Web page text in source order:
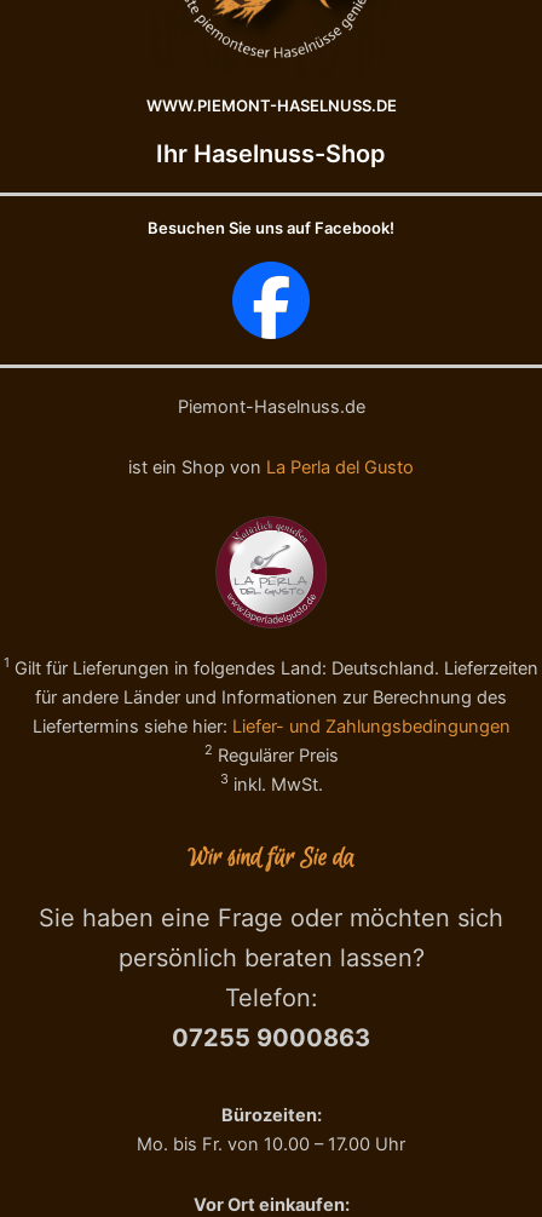
WWW.PIEMONT-HASELNUSS.DE
Ihr Haselnuss-Shop
Besuchen Sie uns auf Facebook!
Piemont-Haselnuss.de
ist ein Shop von La Perla del Gusto
1 Gilt für Lieferungen in folgendes Land: Deutschland. Lieferzeiten
für andere Länder und Informationen zur Berechnung des
Liefertermins siehe hier: Liefer- und Zahlungsbedingungen
2 Regulärer Preis
3 inkl. MwSt.
Wir sind für Sie da
Sie haben eine Frage oder möchten sich
persönlich beraten lassen?
Telefon:
07255 9000863
Bürozeiten:
Mo. bis Fr. von 10.00 – 17.00 Uhr
Vor Ort einkaufen: